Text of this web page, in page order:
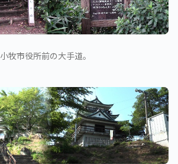
小牧市役所前の大手道。